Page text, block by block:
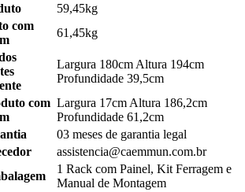
59,45kg
com
61,45kg
Largura 180cm Altura 194cm
Profundidade 39,5cm
com Largura 17cm Altura 186,2cm
Profundidade 61,2cm
03 meses de garantia legal
assistencia@caemmun.com.br
1 Rack com Painel, Kit Ferragem e
Manual de Montagem